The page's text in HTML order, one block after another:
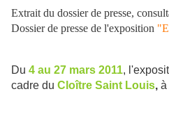
Extrait du dossier de presse,
Dossier de presse de l'exposition
Du 4 au 27 mars 2011,
cadre du Cloître Saint Louis, à